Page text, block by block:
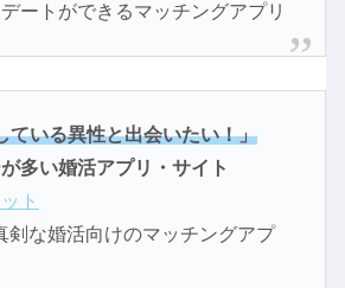
ートができるマッチングアプリ
ている異性と出会いたい！」
多い婚活アプリ・サイト
ト
剣な婚活向けのマッチングアプ